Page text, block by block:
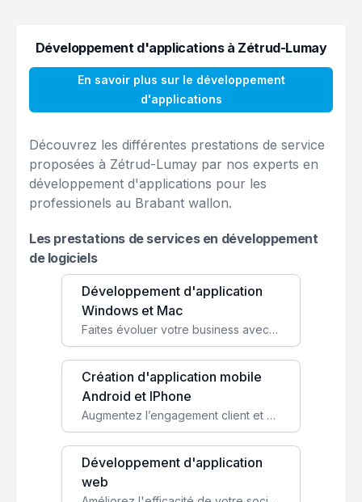
Développement d'applications à Zétrud-Lumay
En savoir plus sur le développement
d'applications
Découvrez les différentes prestations de service
proposées à Zétrud-Lumay par nos experts en
développement d'applications pour les
professionels au Brabant wallon.
Les prestations de services en développement
de logiciels
Développement d'application
Windows et Mac
Faites évoluer votre business avec des solutions logicielles personnalisées, parfaitement adaptées à vos besoins spécifiques.
Création d'application mobile
Android et IPhone
Augmentez l’engagement client et simplifiez vos processus avec une application mobile sur mesure, disponible sur iOS et Android.
Développement d'application
web